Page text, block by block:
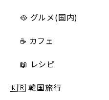
🥘 グルメ(国内)
☕️ カフェ
📖 レシピ
🇰🇷 韓国旅行